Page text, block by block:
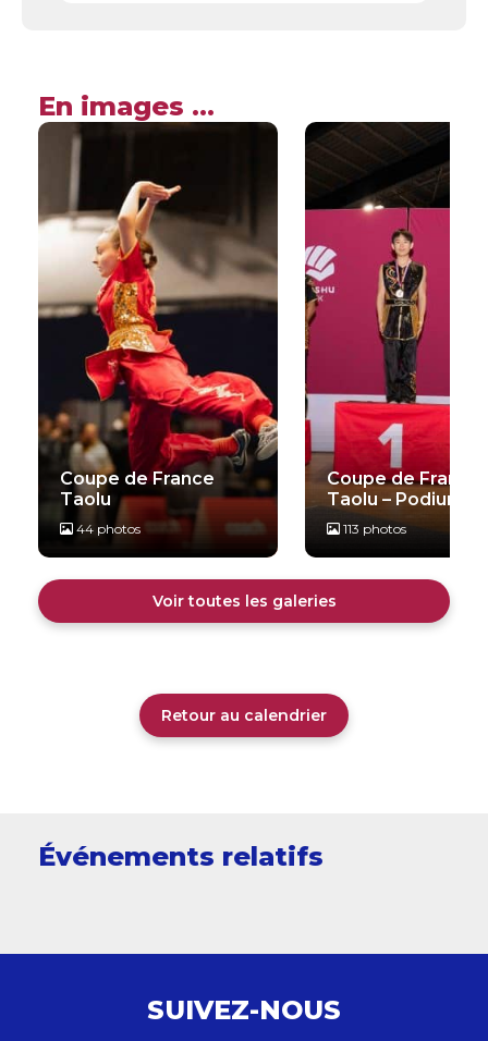
En images ...
Coupe de France
Taolu
44 photos
Coupe de France
Taolu – Podiums
113 photos
Voir toutes les galeries
Retour au calendrier
Événements relatifs
SUIVEZ-NOUS